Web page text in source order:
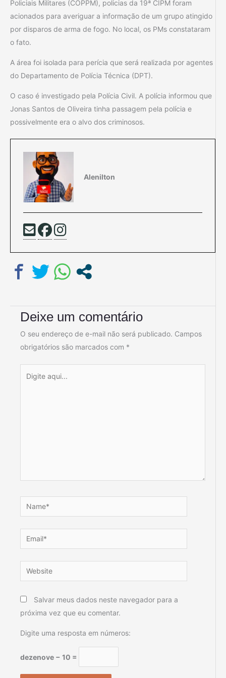
Policiais Militares (COPPM), policias da 19ª CIPM foram
acionados para averiguar a informação de um grupo atingido
por disparos de arma de fogo. No local, os PMs constataram
o fato.
A área foi isolada para perícia que será realizada por agentes
do Departamento de Polícia Técnica (DPT).
O caso é investigado pela Polícia Civil. A polícia informou que
Jonas Santos de Oliveira tinha passagem pela polícia e
possivelmente era o alvo dos criminosos.
Alenilton
Deixe um comentário
O seu endereço de e-mail não será publicado. Campos
obrigatórios são marcados com *
aqui...
Name*
Email*
Website
Salvar meus dados neste navegador para a
próxima vez que eu comentar.
Digite uma resposta em números:
dezenove − 10 =